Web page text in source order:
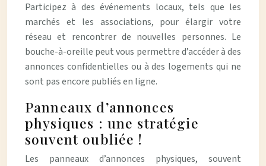
Participez à des événements locaux, tels que les
marchés et les associations, pour élargir votre
réseau et rencontrer de nouvelles personnes. Le
bouche-à-oreille peut vous permettre d’accéder à des
annonces confidentielles ou à des logements qui ne
sont pas encore publiés en ligne.
Panneaux d’annonces
physiques : une stratégie
souvent oubliée !
Les panneaux d’annonces physiques, souvent